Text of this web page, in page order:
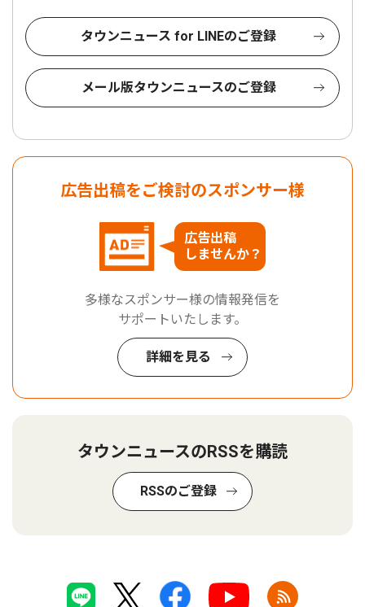
タウンニュース for LINEのご登録
メール版タウンニュースのご登録
広告出稿をご検討のスポンサー様
広告出稿
しませんか？
多様なスポンサー様の情報発信を
サポートいたします。
詳細を見る
タウンニュースのRSSを購読
RSSのご登録